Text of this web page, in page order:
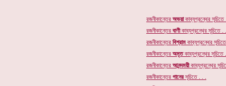
রজনীকান্তের অভয়াকাব্যগ্রন্থের
রজনীকান্তের বাণীকাব্যগ্রন্থের সূচিতে .
রজনীকান্তের বিশ্রাম কাব্যগ্রন্থের
রজনীকান্তের অমৃতকাব্যগ্রন্থের সূচিতে
রজনীকান্তের আনন্দময়ীকাব্যগ্রন্থের
রজনীকান্তের গানেরসূচিতে . . .